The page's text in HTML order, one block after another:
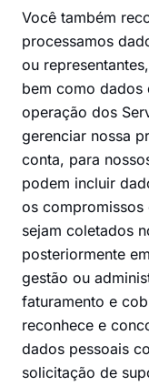
Você também
processamos
ou
bem como dados
operação dos
gerenciar nossa
conta, para
podem incluir
os compromissos
sejam coletados
posteriormente
gestão ou
faturamento e
reconhece e
dados pessoais
solicitação de